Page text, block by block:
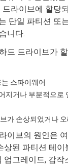
라이브에 할당
단일 파티션 또
니다.
드 드라이브가
스파이웨어
지거나 부분적으로
가 손상되었거나
이브의 원인은
상된 파티션 테이
업그레이드, 갑작